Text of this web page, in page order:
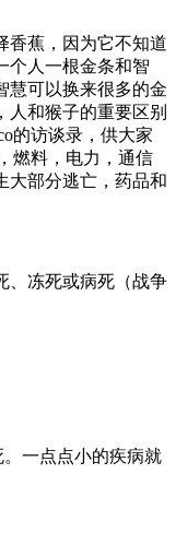
香蕉，因为它不知道
个人一根金条和智
慧可以换来很多的金
人和猴子的重要区别
的访谈录，供大家
燃料，电力，通信
大部分逃亡，药品和
、冻死或病死（战争
。一点点小的疾病就